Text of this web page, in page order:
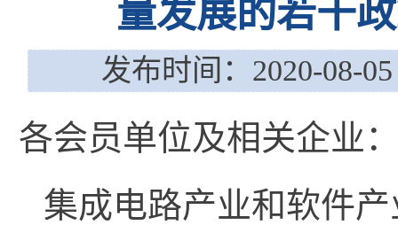
量发展的若干
发布时间：2020-08-
各会员单位及相关企业
集成电路产业和软件